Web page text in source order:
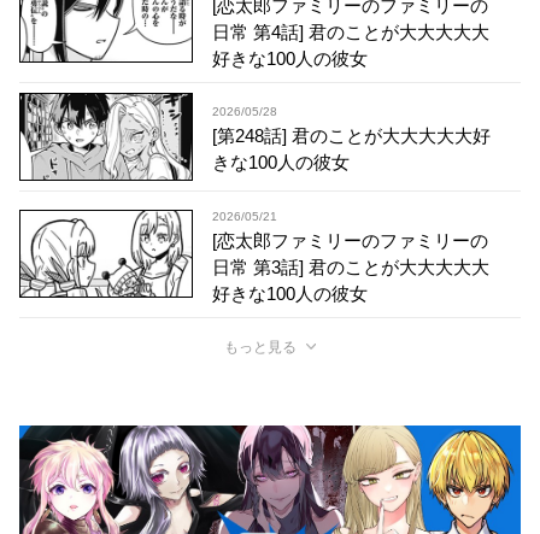
[恋太郎ファミリーのファミリーの
日常 第4話] 君のことが大大大大大
好きな100人の彼女
2026/05/28
[第248話] 君のことが大大大大大好
きな100人の彼女
2026/05/21
[恋太郎ファミリーのファミリーの
日常 第3話] 君のことが大大大大大
好きな100人の彼女
もっと見る